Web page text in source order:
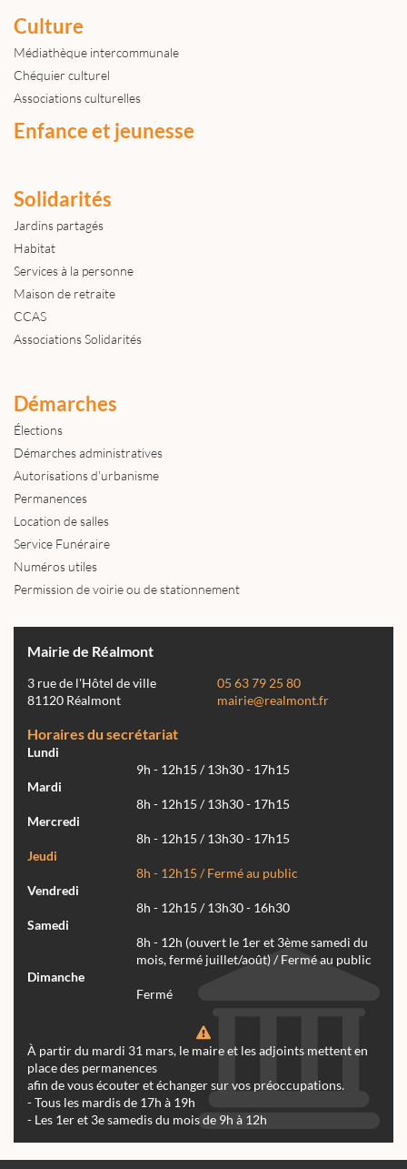
Culture
Médiathèque intercommunale
Chéquier culturel
Associations culturelles
Enfance et jeunesse
Solidarités
Jardins partagés
Habitat
Services à la personne
Maison de retraite
CCAS
Associations Solidarités
Démarches
Élections
Démarches administratives
Autorisations d'urbanisme
Permanences
Location de salles
Service Funéraire
Numéros utiles
Permission de voirie ou de stationnement
Mairie de Réalmont
3 rue de l'Hôtel de ville
81120 Réalmont
05 63 79 25 80
mairie@realmont.fr
Horaires du secrétariat
Lundi
9h - 12h15 / 13h30 - 17h15
Mardi
8h - 12h15 / 13h30 - 17h15
Mercredi
8h - 12h15 / 13h30 - 17h15
Jeudi
8h - 12h15 / Fermé au public
Vendredi
8h - 12h15 / 13h30 - 16h30
Samedi
8h - 12h (ouvert le 1er et 3ème samedi du
mois, fermé juillet/août) / Fermé au public
Dimanche
Fermé
À partir du mardi 31 mars, le maire et les adjoints mettent en
place des permanences
afin de vous écouter et échanger sur vos préoccupations.
- Tous les mardis de 17h à 19h
- Les 1er et 3e samedis du mois de 9h à 12h